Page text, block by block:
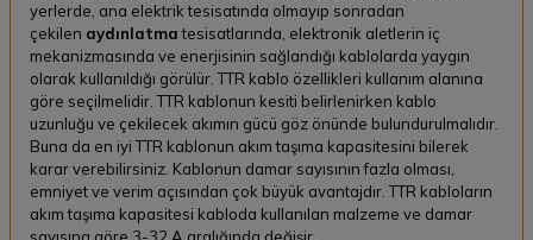
yerlerde, ana elektrik tesisatında olmayıp sonradan
çekilen aydınlatma tesisatlarında, elektronik aletlerin iç
mekanizmasında ve enerjisinin sağlandığı kablolarda yaygın
olarak kullanıldığı görülür. TTR kablo özellikleri kullanım alanına
göre seçilmelidir. TTR kablonun kesiti belirlenirken kablo
uzunluğu ve çekilecek akımın gücü göz önünde bulundurulmalıdır.
Buna da en iyi TTR kablonun akım taşıma kapasitesini bilerek
karar verebilirsiniz. Kablonun damar sayısının fazla olması,
emniyet ve verim açısından çok büyük avantajdır. TTR kabloların
akım taşıma kapasitesi kabloda kullanılan malzeme ve damar